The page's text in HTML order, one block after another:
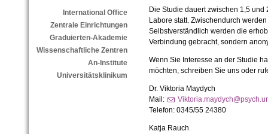
International Office
Zentrale Einrichtungen
Graduierten-Akademie
Wissenschaftliche Zentren
An-Institute
Universitätsklinikum
Die Studie dauert zwischen 1,5
Labore statt. Zwischendurch
Selbstverständlich werden die
Verbindung gebracht, sondern
Wenn Sie Interesse an der Studie
möchten, schreiben Sie uns oder
Dr. Viktoria Maydych
Mail:
Telefon: 0345/55 24380
Katja Rauch